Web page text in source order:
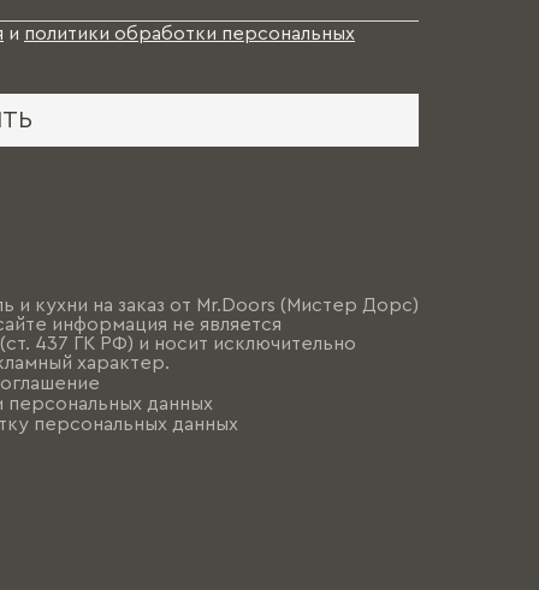
и политики обработки персональных
и кухни на заказ от Mr.Doors (Мистер Дорс)
информация не является
437 ГК РФ) и носит исключительно
характер.
персональных данных
персональных данных